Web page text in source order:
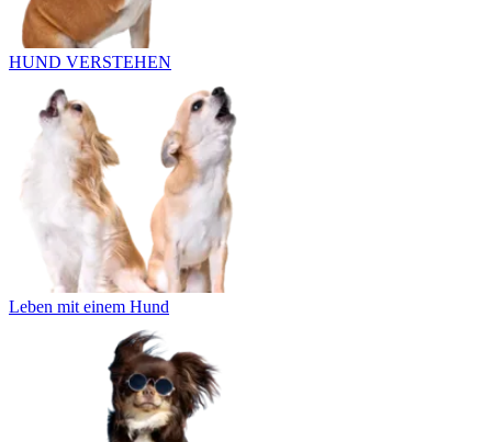
HUND VERSTEHEN
Leben mit einem Hund